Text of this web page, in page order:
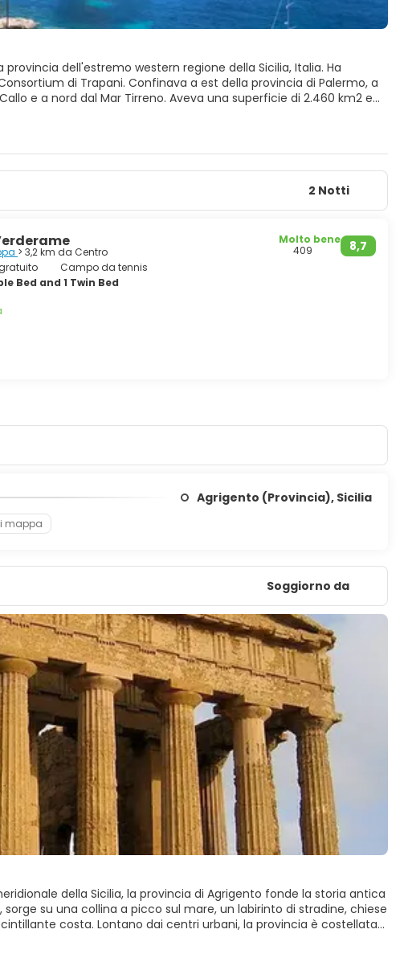
dell'estremo western regione della Sicilia, Italia. Ha
di Trapani. Confinava a est della provincia di Palermo, a
Aveva una superficie di 2.460 km2 e
2 Notti
> 3,2 km da Centro 8,7
Molto bene
409
Campo da tennis
Bed and 1 Twin Bed
Agrigento (Provincia), Sicilia
mappa
Soggiorno da
della Sicilia, la provincia di Agrigento fonde la storia antica
su una collina a picco sul mare, un labirinto di stradine, chiese
costa. Lontano dai centri urbani, la provincia è costellata